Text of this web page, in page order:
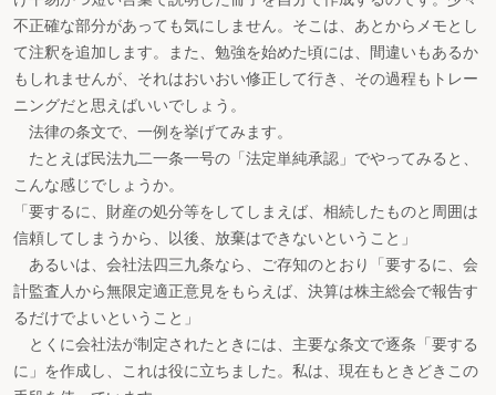
不正確な部分があっても気にしません。そこは、あとからメモとし
て注釈を追加します。また、勉強を始めた頃には、間違いもあるか
もしれませんが、それはおいおい修正して行き、その過程もトレー
ニングだと思えばいいでしょう。
法律の条文で、一例を挙げてみます。
たとえば民法九二一条一号の「法定単純承認」でやってみると、
こんな感じでしょうか。
「要するに、財産の処分等をしてしまえば、相続したものと周囲は
信頼してしまうから、以後、放棄はできないということ」
あるいは、会社法四三九条なら、ご存知のとおり「要するに、会
計監査人から無限定適正意見をもらえば、決算は株主総会で報告す
るだけでよいということ」
とくに会社法が制定されたときには、主要な条文で逐条「要する
に」を作成し、これは役に立ちました。私は、現在もときどきこの